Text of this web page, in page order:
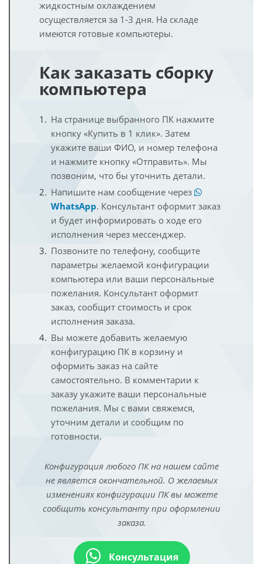
жидкостным охлаждением
осуществляется за 1-3 дня. На складе
имеются готовые компьютеры.
Как заказать сборку
компьютера
На странице выбранного ПК нажмите
кнопку «Купить в 1 клик». Затем
укажите ваши ФИО, и номер телефона
и нажмите кнопку «Отправить». Мы
позвоним, что бы уточнить детали.
Напишите нам сообщение через
WhatsApp. Консультант оформит заказ
и будет информировать о ходе его
исполнения через мессенджер.
Позвоните по телефону, сообщите
параметры желаемой конфигурации
компьютера или ваши персональные
пожелания. Консультант оформит
заказ, сообщит стоимость и срок
исполнения заказа.
Вы можете добавить желаемую
конфигурацию ПК в корзину и
оформить заказ на сайте
самостоятельно. В комментарии к
заказу укажите ваши персональные
пожелания. Мы с вами свяжемся,
уточним детали и сообщим по
готовности.
Конфигурация любого ПК на нашем сайте
не является окончательной. О желаемых
изменениях конфигурации ПК вы можете
сообщить консультанту при оформлении
заказа.
Консультация